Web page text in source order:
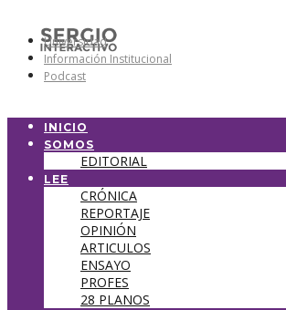
Universidad
Información Institucional
Podcast
INICIO
SOMOS
EDITORIAL
LEE
CRÓNICA
REPORTAJE
OPINIÓN
ARTICULOS
ENSAYO
PROFES
28 PLANOS